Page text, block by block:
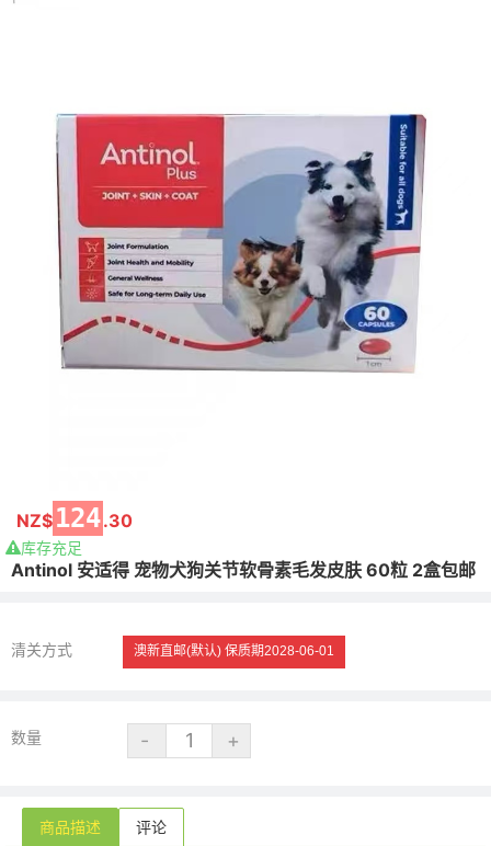
NZ$ 124.30
库存充足
Antinol 安适得 宠物犬狗关节软骨素毛发皮肤 60粒 2盒包邮
清关方式 澳新直邮(默认) 保质期2028-06-01
数量
商品描述 评论